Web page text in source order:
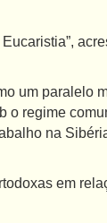
um paralelo
o regime
na
em